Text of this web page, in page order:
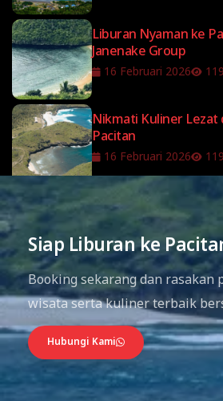
Liburan Nyaman ke
Janenake Group
16 Februari 2026
Nikmati Kuliner Lezat
Pacitan
16 Februari 2026
Siap Liburan ke
Booking sekarang dan rasakan
wisata serta kuliner terbaik
Hubungi Kami